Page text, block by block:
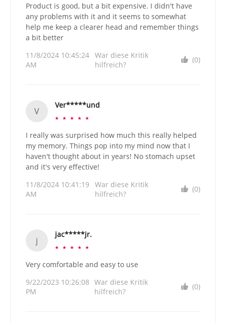
Product is good, but a bit expensive. I didn't have
any problems with it and it seems to somewhat
help me keep a clearer head and remember things
a bit better
11/8/2024 10:45:24
AM
War diese Kritik
hilfreich?
(0)
V
Ver*****und
☆ ☆ ☆ ☆ ☆
I really was surprised how much this really helped
my memory. Things pop into my mind now that I
haven't thought about in years! No stomach upset
and it's very effective!
11/8/2024 10:41:19
AM
War diese Kritik
hilfreich?
(0)
j
jac*****jr.
☆ ☆ ☆ ☆ ☆
Very comfortable and easy to use
9/22/2023 10:26:08
PM
War diese Kritik
hilfreich?
(0)